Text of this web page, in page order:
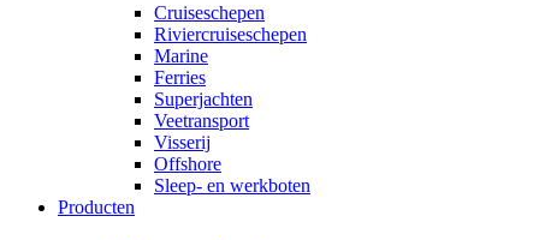
Cruiseschepen
Riviercruiseschepen
Marine
Ferries
Superjachten
Veetransport
Visserij
Offshore
Sleep- en werkboten
Producten